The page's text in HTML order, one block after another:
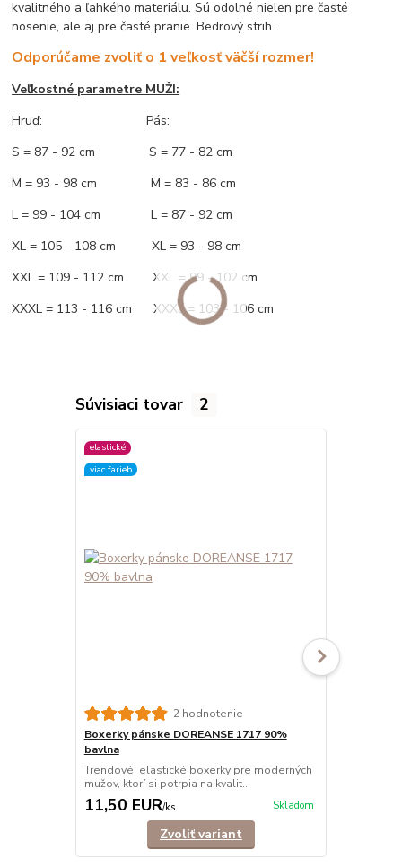
kvalitného a ľahkého materiálu. Sú odolné nielen pre časté
nosenie, ale aj pre časté pranie. Bedrový strih.
Odporúčame zvoliť o 1 veľkosť väčší rozmer!
Veľkostné parametre MUŽI:
Hruď:
Pás:
S = 87 - 92 cm S = 77 - 82 cm
M = 93 - 98 cm M = 83 - 86 cm
L = 99 - 104 cm L = 87 - 92 cm
XL = 105 - 108 cm XL = 93 - 98 cm
XXL = 109 - 112 cm XXL = 99 - 102 cm
XXXL = 113 - 116 cm XXXL = 103 - 106 cm
Súvisiaci tovar 2
elastické
viac farieb
2 hodnotenie
Boxerky pánske DOREANSE 1717 90%
bavlna
Trendové, elastické boxerky pre moderných
mužov, ktorí si potrpia na kvalit...
11,50 EUR/ks Skladom
Zvoliť variant